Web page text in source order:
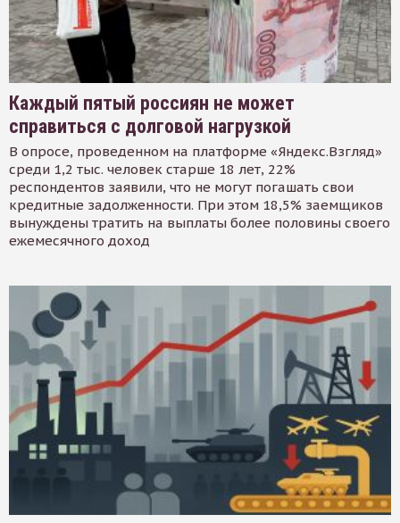
Каждый пятый россиян не может
справиться с долговой нагрузкой
В опросе, проведенном на платформе «Яндекс.Взгляд»
среди 1,2 тыс. человек старше 18 лет, 22%
респондентов заявили, что не могут погашать свои
кредитные задолженности. При этом 18,5% заемщиков
вынуждены тратить на выплаты более половины своего
ежемесячного доход